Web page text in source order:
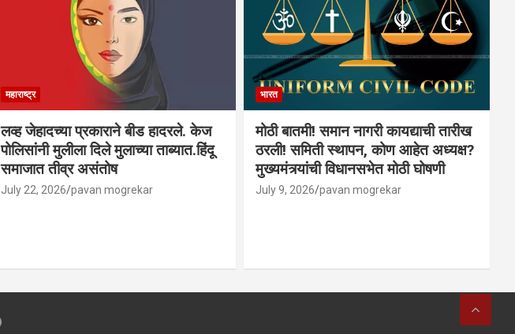
महाराष्ट्र
लव्ह जेहादच्या प्रकाराने बीड हादरले. केज
पोलिसांनी मुलीला दिले मुलाच्या ताब्यात.हिंदू
समाजात तीव्र असंतोष
July 22, 2026 pavan mogrekar
भारत
मोठी बातमी! समान नागरी कायद्याची तारीख
ठरली! समिती स्थापन, कोण आहेत अध्यक्ष?
मुख्यमंत्र्यांची विधानसभेत मोठी घोषणी
July 9, 2026 pavan mogrekar